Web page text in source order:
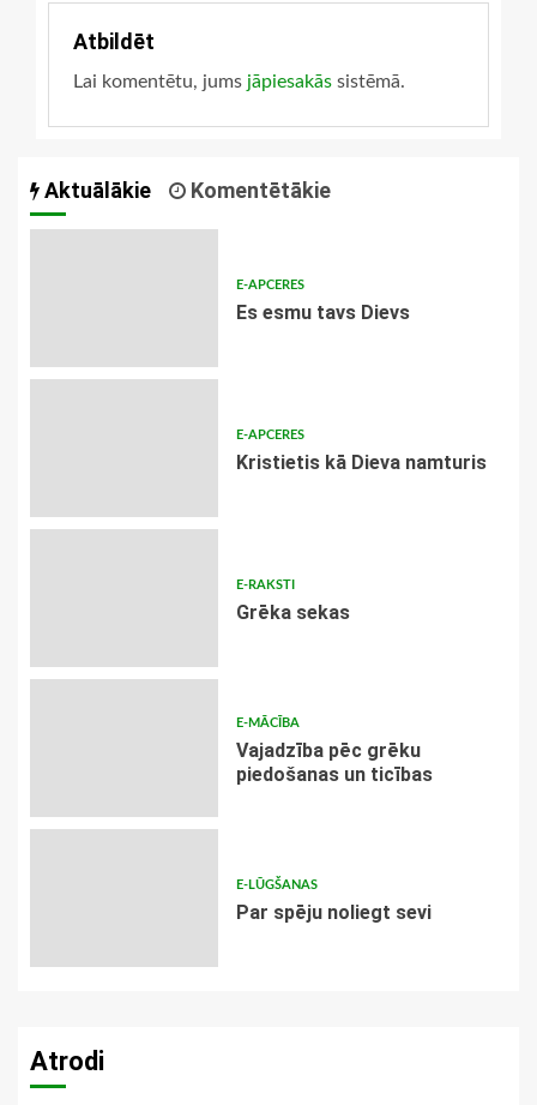
Atbildēt
Lai komentētu, jums jāpiesakās sistēmā.
Aktuālākie Komentētākie
E-APCERES
Es esmu tavs Dievs
E-APCERES
Kristietis kā Dieva namturis
E-RAKSTI
Grēka sekas
E-MĀCĪBA
Vajadzība pēc grēku
piedošanas un ticības
E-LŪGŠANAS
Par spēju noliegt sevi
Atrodi